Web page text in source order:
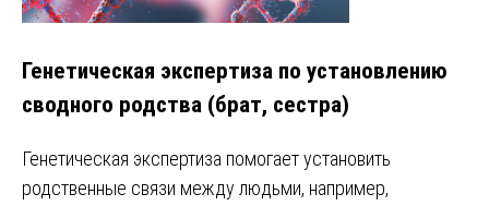
Генетическая экспертиза по установлению
сводного родства (брат, сестра)
Генетическая экспертиза помогает установить
родственные связи между людьми, например,